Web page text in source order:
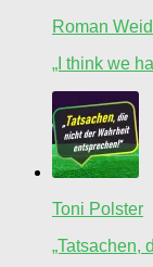
Roman
„I think we
Toni Polster
„Tatsachen,